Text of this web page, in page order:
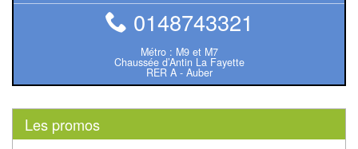
Go
0148743321
Métro : M9 et M7
Chaussée d’Antin La Fayette
RER A - Auber
Les promos